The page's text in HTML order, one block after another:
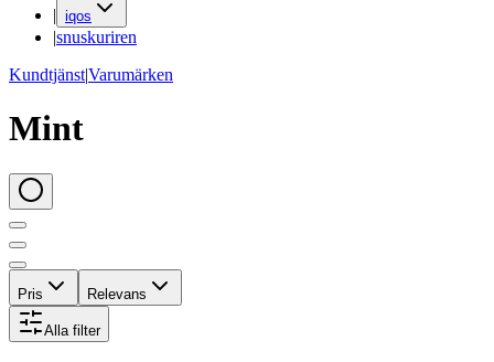
| iqos
|snuskuriren
Kundtjänst|Varumärken
Mint
Pris Relevans
Alla filter